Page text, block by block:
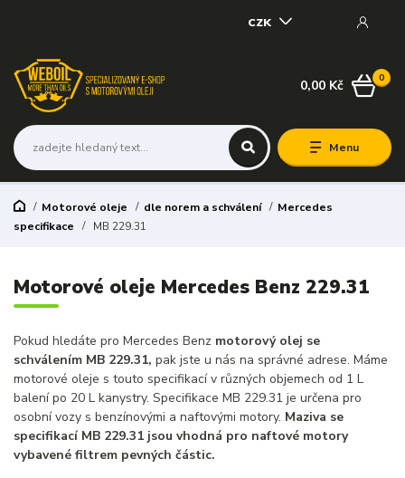
Menu
CZK
0
0,00 Kč
Motorové oleje dle norem a schválení
Mercedes
specifikace
MB 229.31
Motorové oleje Mercedes Benz 229.31
Pokud hledáte pro Mercedes Benz motorový olej se
schválením MB 229.31, pak jste u nás na správné adrese. Máme
motorové oleje s touto specifikací v různých objemech od 1 L
balení po 20 L kanystry. Specifikace MB 229.31 je určena pro
osobní vozy s benzínovými a naftovými motory. Maziva se
specifikací MB 229.31 jsou vhodná pro naftové motory
vybavené filtrem pevných částic.